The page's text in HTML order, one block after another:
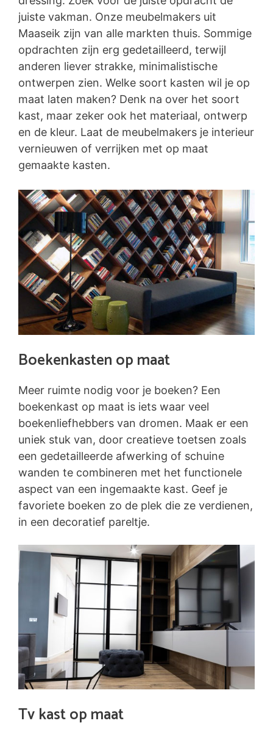
juiste vakman. Onze meubelmakers uit
Maaseik zijn van alle markten thuis. Sommige
opdrachten zijn erg gedetailleerd, terwijl
anderen liever strakke, minimalistische
ontwerpen zien. Welke soort kasten wil je op
maat laten maken? Denk na over het soort
kast, maar zeker ook het materiaal, ontwerp
en de kleur. Laat de meubelmakers je interieur
vernieuwen of verrijken met op maat
gemaakte kasten.
Boekenkasten op maat
Meer ruimte nodig voor je boeken? Een
boekenkast op maat is iets waar veel
boekenliefhebbers van dromen. Maak er een
uniek stuk van, door creatieve toetsen zoals
een gedetailleerde afwerking of schuine
wanden te combineren met het functionele
aspect van een ingemaakte kast. Geef je
favoriete boeken zo de plek die ze verdienen,
in een decoratief pareltje.
Tv kast op maat